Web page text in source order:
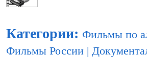
Категории: Фильмы по
Фильмы России |